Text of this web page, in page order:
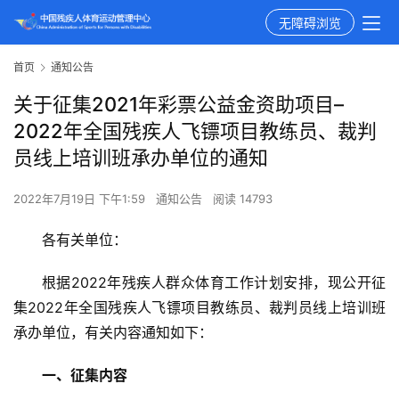
无障碍浏览
首页 通知公告
关于征集2021年彩票公益金资助项目–
2022年全国残疾人飞镖项目教练员、裁判
员线上培训班承办单位的通知
2022年7月19日 下午1:59 通知公告 阅读 14793
各有关单位：
根据2022年残疾人群众体育工作计划安排，现公开征
集2022年全国残疾人飞镖项目教练员、裁判员线上培训班
承办单位，有关内容通知如下：
一、 征集内容